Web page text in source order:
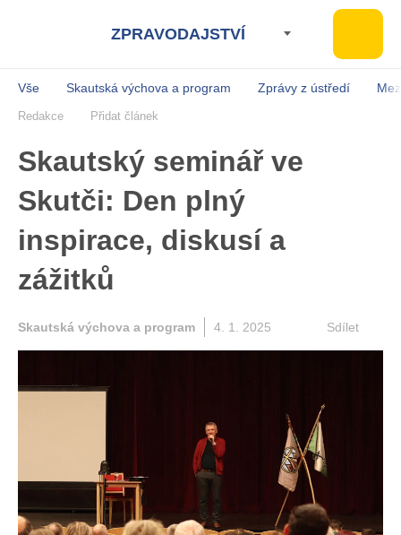
ZPRAVODAJSTVÍ
Vše Skautská výchova a program Zprávy z ústředí
Redakce Přidat článek
Skautský seminář ve
Skutči: Den plný
inspirace, diskusí a
zážitků
Skautská výchova a program 4. 1. 2025 Sdílet